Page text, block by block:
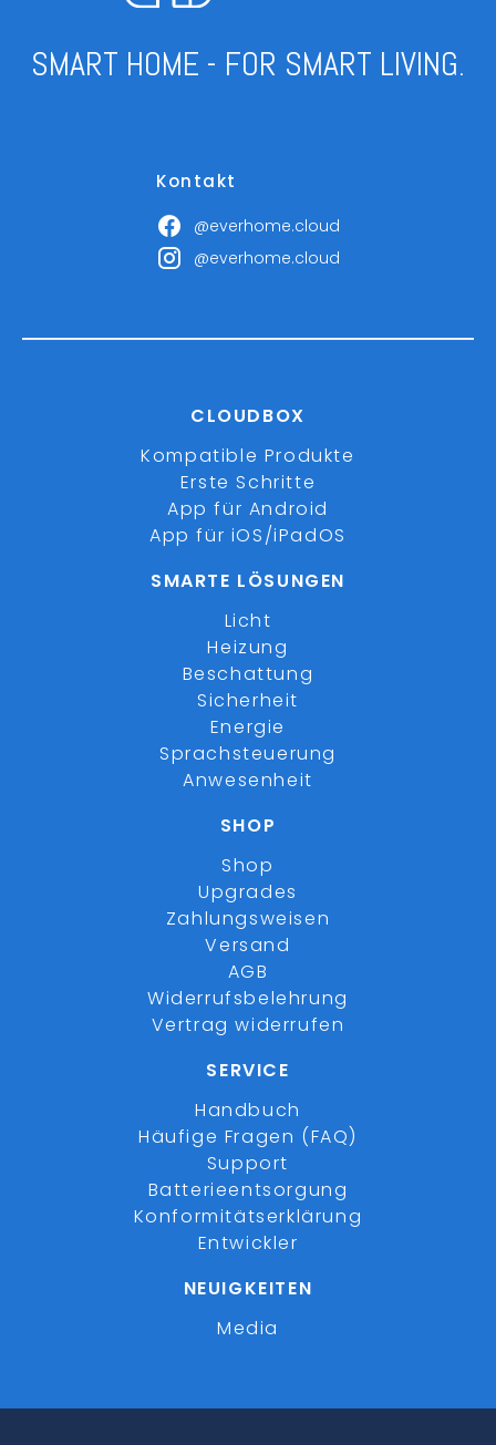
SMART HOME - FOR SMART LIVING.
Kontakt
@everhome.cloud
@everhome.cloud
CLOUDBOX
Kompatible Produkte
Erste Schritte
App für Android
App für iOS/iPadOS
SMARTE LÖSUNGEN
Licht
Heizung
Beschattung
Sicherheit
Energie
Sprachsteuerung
Anwesenheit
SHOP
Shop
Upgrades
Zahlungsweisen
Versand
AGB
Widerrufsbelehrung
Vertrag widerrufen
SERVICE
Handbuch
Häufige Fragen (FAQ)
Support
Batterieentsorgung
Konformitätserklärung
Entwickler
NEUIGKEITEN
Media